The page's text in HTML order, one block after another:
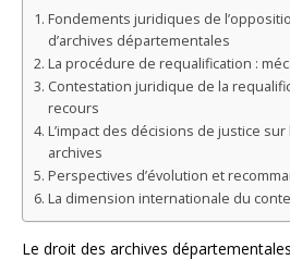
Fondements juridiques de
d’archives départementales
La procédure de requalification :
Contestation juridique de la
recours
L’impact des décisions de justice
archives
Perspectives d’évolution et
La dimension internationale du
Le droit des archives